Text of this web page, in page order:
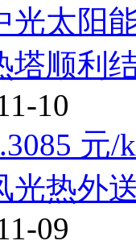
光太阳
塔顺利
10
元/
光热外
09